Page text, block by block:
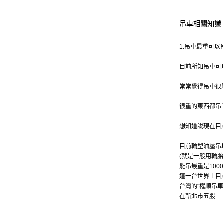
吊車相關知識:
1.吊車最重可以
目前所知吊車
常常覺得吊車很
很重的東西都吊
想知道說現在目
目前輪型油壓吊
(就是一般用輪
能吊最重是
這一台世界上目
台灣的"權順吊
在新北市五股..